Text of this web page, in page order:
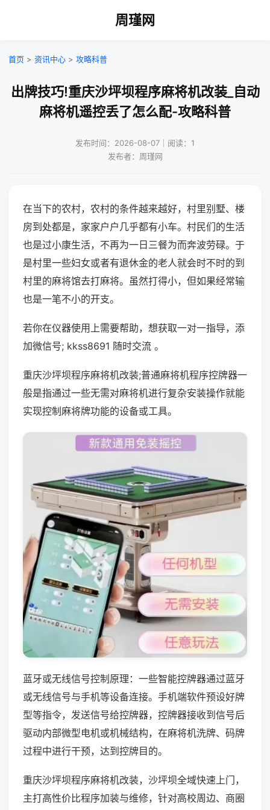
周瑾网
首页 > 资讯中心 > 攻略科普
出牌技巧!重庆沙坪坝程序麻将机改装_自动
麻将机遥控丢了怎么配-攻略科普
发布时间：2026-08-07｜阅读：1
发布者：周瑾网
在当下的农村，农村的条件越来越好，村里别墅、楼
房到处都是，家家户户几乎都有小车。村民们的生活
也是过小康生活，不再为一日三餐为而奔波劳碌。于
是村里一些妇女或者有退休金的老人就会时不时的到
村里的麻将馆去打麻将。虽然打得小，但如果经常输
也是一笔不小的开支。
若你在仪器使用上需要帮助，想获取一对一指导，添
加微信号; kkss8691 随时交流 。
重庆沙坪坝程序麻将机改装;普通麻将机程序控牌器一
般是指通过一些无需对麻将机进行复杂安装操作就能
实现控制麻将牌功能的设备或工具。
蓝牙或无线信号控制原理：一些智能控牌器通过蓝牙
或无线信号与手机等设备连接。手机端软件预设好牌
型等指令，发送信号给控牌器，控牌器接收到信号后
驱动内部微型电机或机械结构，在麻将机洗牌、码牌
过程中进行干预，达到控牌目的。
重庆沙坪坝程序麻将机改装，沙坪坝全域快速上门，
主打高性价比程序加装与维修，针对高校周边、商圈